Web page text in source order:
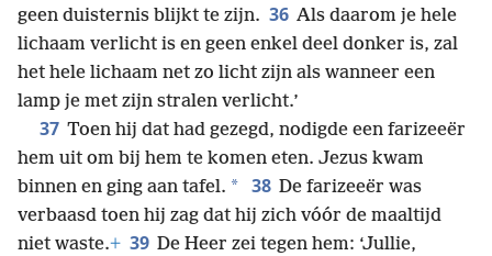
geen duisternis blijkt te zijn. 36 Als daarom je hele
lichaam verlicht is en geen enkel deel donker is, zal
het hele lichaam net zo licht zijn als wanneer een
lamp je met zijn stralen verlicht.’
37 Toen hij dat had gezegd, nodigde een farizeeër
hem uit om bij hem te komen eten. Jezus kwam
binnen en ging aan tafel. * 38 De farizeeër was
verbaasd toen hij zag dat hij zich vóór de maaltijd
niet waste.+ 39 De Heer zei tegen hem: ‘Jullie,